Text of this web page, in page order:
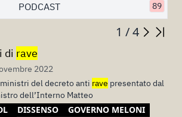
PODCAST 89
1 / 4
di rave
2022
del decreto anti rave presentato dal
dell’Interno Matteo
DISSENSO
GOVERNO MELONI